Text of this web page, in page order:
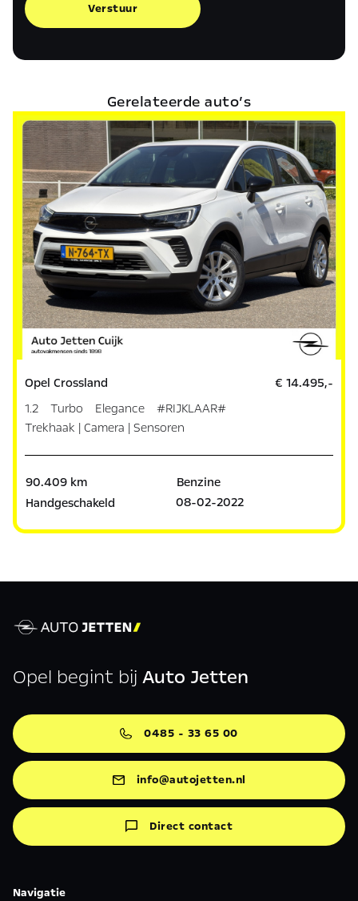
Verstuur
Gerelateerde auto’s
Opel Crossland
1.2 Turbo Elegance #RIJKLAAR#
Trekhaak | Camera | Sensoren
€ 14.495,-
90.409 km
Benzine
Handgeschakeld
08-02-2022
Opel begint bijAuto Jetten
0485 - 33 65 00
info@autojetten.nl
Direct contact
Navigatie